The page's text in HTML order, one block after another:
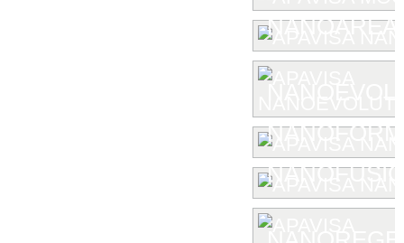
NANOAREA